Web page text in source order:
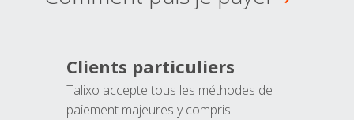
Clients particuliers
Talixo accepte tous les méthodes de
paiement majeures y compris